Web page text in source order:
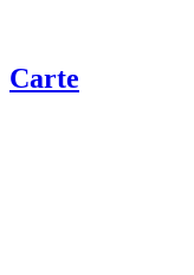
Carte